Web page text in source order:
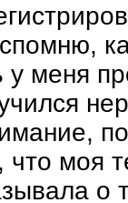
у меня
моя
о